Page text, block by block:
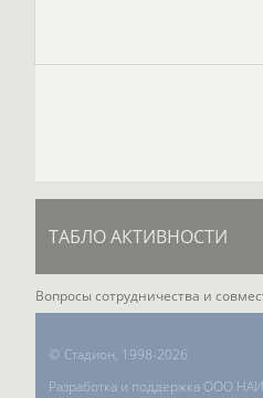
ТАБЛО АКТИВНОСТИ
Вопросы сотрудничества и
© Стадион, 1998-2026
Разработка и поддержка ООО